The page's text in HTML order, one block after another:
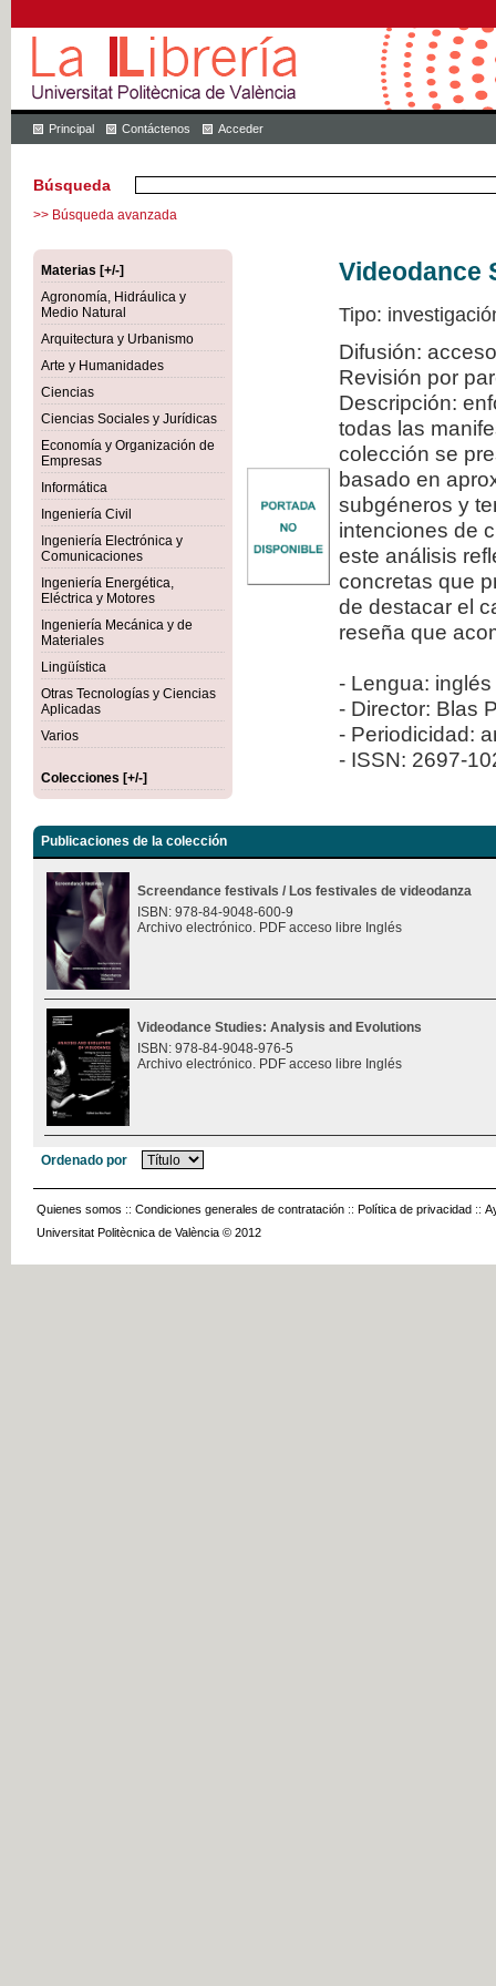
Principal Contáctenos Acceder
Búsqueda
>> Búsqueda avanzada
Materias [+/-]
Agronomía, Hidráulica y
Medio Natural
Arquitectura y Urbanismo
Arte y Humanidades
Ciencias
Ciencias Sociales y Jurídicas
Economía y Organización de
Empresas
Informática
Ingeniería Civil
Ingeniería Electrónica y
Comunicaciones
Ingeniería Energética,
Eléctrica y Motores
Ingeniería Mecánica y de
Materiales
Lingüística
Otras Tecnologías y Ciencias
Aplicadas
Varios
Colecciones [+/-]
Videodance
Tipo:
Difusión:
Revisión por
Descripción:
todas las
colección se
basado en
subgéneros y
intenciones de
este análisis
concretas que
de destacar el
reseña que
- Lengua:
- Director: Blas
- Periodicidad:
- ISSN: 2697-
Publicaciones de la colección
Screendance festivals / Los festivales de videodanza
ISBN: 978-84-9048-600-9
Archivo electrónico. PDF acceso libre Inglés
Videodance Studies: Analysis and Evolutions
ISBN: 978-84-9048-976-5
Archivo electrónico. PDF acceso libre Inglés
Ordenado por
Quienes somos :: Condiciones generales de contratación :: Política de privacidad ::
Universitat Politècnica de València © 2012